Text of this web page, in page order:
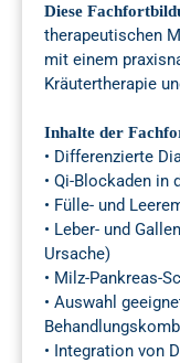
Diese
therapeutischen
mit einem
Kräutertherapie
Inhalte der
• Differenzierte
• Qi-Blockaden in
• Fülle- und
• Leber- und
Ursache)
• Milz-Pankreas-
• Auswahl
• Integration von